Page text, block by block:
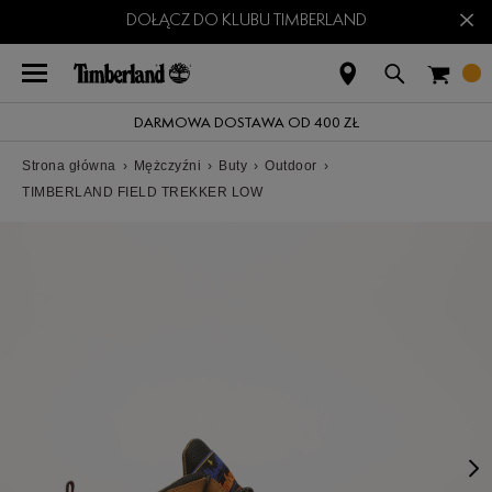
DOŁĄCZ DO KLUBU TIMBERLAND ×
DARMOWA DOSTAWA OD 400 ZŁ
Strona główna › Mężczyźni › Buty › Outdoor ›
TIMBERLAND FIELD TREKKER LOW